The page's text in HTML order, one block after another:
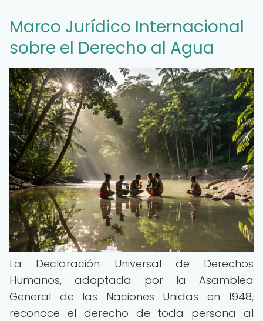
Marco Jurídico Internacional
sobre el Derecho al Agua
La Declaración Universal de Derechos
Humanos, adoptada por la Asamblea
General de las Naciones Unidas en 1948,
reconoce el derecho de toda persona al